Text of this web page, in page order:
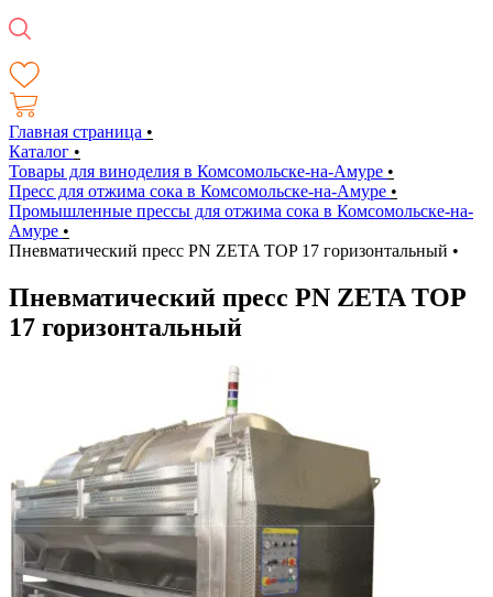
Главная страница •
Каталог •
Товары для виноделия в Комсомольске-на-Амуре •
Пресс для отжима сока в Комсомольске-на-Амуре •
Промышленные прессы для отжима сока в Комсомольске-на-
Амуре •
Пневматический пресс PN ZETA TOP 17 горизонтальный •
Пневматический пресс PN ZETA TOP
17 горизонтальный